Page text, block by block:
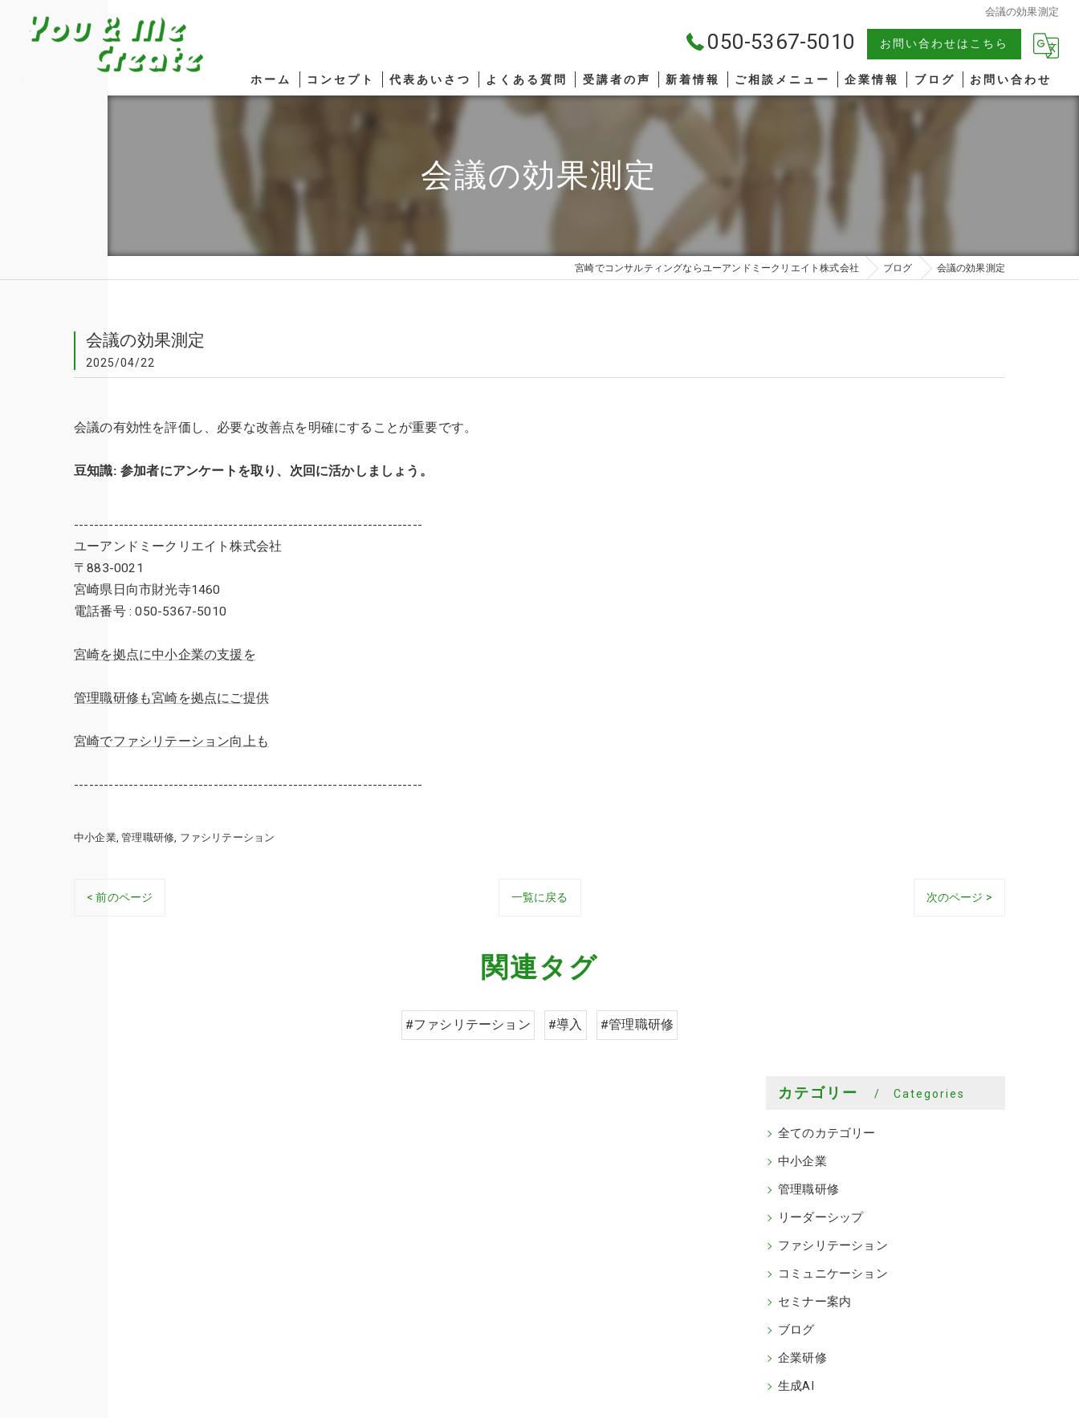
会議の効果測定
050-5367-5010 お問い合わせはこちら
ホーム コンセプト 代表あいさつ よくある質問 受講者の声 新着情報 ご相談メニュー
ファシリテーション
企業情報
漫画特集
ブログ お問い合わせ
会議の効果測定
宮崎でコンサルティングならユーアンドミークリエイト株式会社 ブログ 会議の効果測定
会議の効果測定
2025/04/22
会議の有効性を評価し、必要な改善点を明確にすることが重要です。
豆知識: 参加者にアンケートを取り、次回に活かしましょう。
----------------------------------------------------------------------
ユーアンドミークリエイト株式会社
〒883-0021
宮崎県日向市財光寺1460
電話番号 : 050-5367-5010
宮崎を拠点に中小企業の支援を
管理職研修も宮崎を拠点にご提供
宮崎でファシリテーション向上も
----------------------------------------------------------------------
中小企業 管理職研修 ファシリテーション
< 前のページ 一覧に戻る 次のページ >
関連タグ
#ファシリテーション #導入 #管理職研修
カテゴリー Categories
全てのカテゴリー
中小企業
管理職研修
リーダーシップ
ファシリテーション
コミュニケーション
セミナー案内
ブログ
企業研修
生成AI